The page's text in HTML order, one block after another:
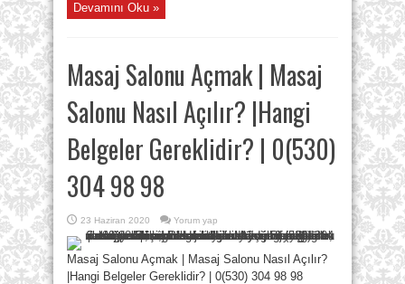
Devamını Oku »
Masaj Salonu Açmak | Masaj
Salonu Nasıl Açılır? |Hangi
Belgeler Gereklidir? | 0(530)
304 98 98
23 Haziran 2020 Yorum yap
Masaj Salonu Açmak | Masaj Salonu Nasıl Açılır?
|Hangi Belgeler Gereklidir? | 0(530) 304 98 98